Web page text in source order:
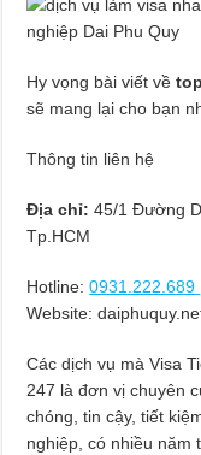
Hy vọng bài viết về
sẽ mang lại cho bạn
Thông tin liên hệ
Địa chỉ: 45/1 Đường
Tp.HCM
Hotline: 0931.222.689
Website:
Các dịch vụ mà Visa
247 là đơn vị chuyên
chóng, tin cậy, tiết
nghiệp, có nhiều năm